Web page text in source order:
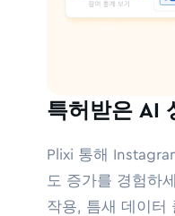
특허받은 AI
Plixi 통해
도 증가를 경험하
작용, 틈새 데이터